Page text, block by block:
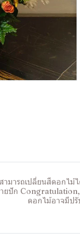
สามารถเปลี่ยนสีดอกไม้
ยปัก
ดอกไม้อาจมีป